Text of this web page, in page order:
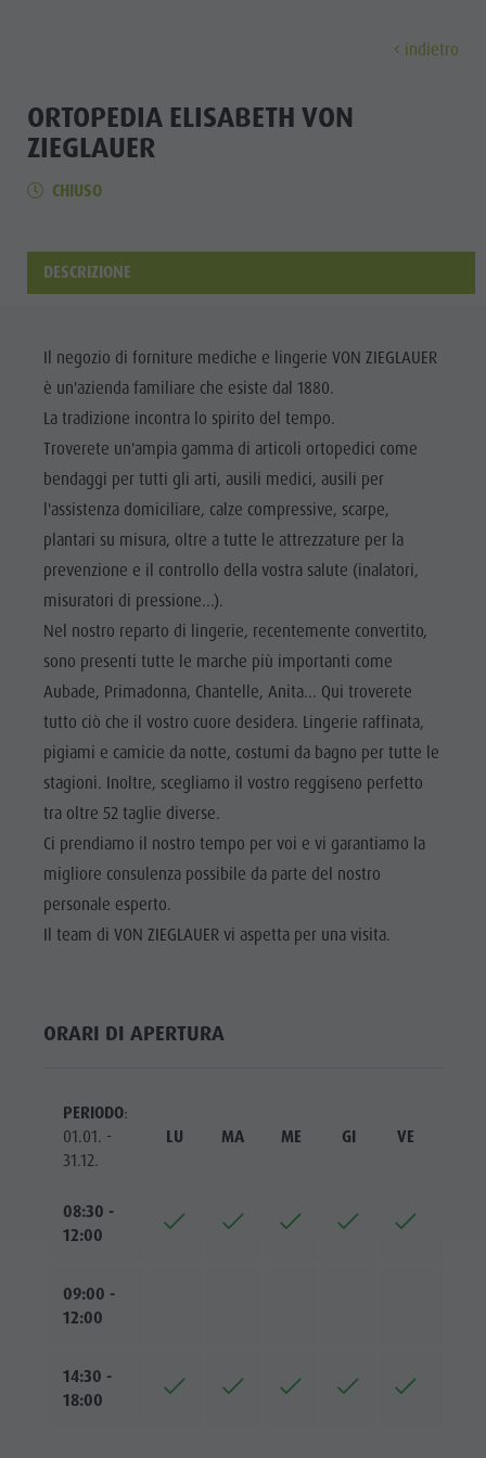
MUSEI
ATTRAZIONI
LOCALITÀ E
DINTORNI
TRADIZIONE E
ARTIGIANATO
HIGHLIGHT
EVENTS
Tutti gli
Benessere
bambini
Guida A-Z
Musei
Attrazioni
Tradizione e Artigianato
Tutti gli eventi
Benessere
Famiglia & bambini
Guida A-Z
Programma settimanale
Escursioni
Bike
Parapendio
Volo in mongolfiera
Rafting & Canyoning
Arrampicare
Cavalcare
Tennis
Nuotare
Panoramica dei tour
Prenota vacanza
Offerte
Kronplatz Guest Pass
Webcam
Meteo
Contatto
Newsletter
Richiesta cataloghi
Imposta di soggiorno
Vacanza con il cane
Raccogliere funghi
Kronplatz Doctor Service
FAQ
Brunico città
Shopping
Gastronomia
Must-sees
Ritiri
indietro
ORTOPEDIA ELISABETH VON
ZIEGLAUER
CHIUSO
DESCRIZIONE
Il negozio di forniture mediche e lingerie VON ZIEGLAUER
è un'azienda familiare che esiste dal 1880.
La tradizione incontra lo spirito del tempo.
Troverete un'ampia gamma di articoli ortopedici come
bendaggi per tutti gli arti, ausili medici, ausili per
l'assistenza domiciliare, calze compressive, scarpe,
plantari su misura, oltre a tutte le attrezzature per la
prevenzione e il controllo della vostra salute (inalatori,
misuratori di pressione...).
Nel nostro reparto di lingerie, recentemente convertito,
sono presenti tutte le marche più importanti come
Aubade, Primadonna, Chantelle, Anita... Qui troverete
tutto ciò che il vostro cuore desidera. Lingerie raffinata,
pigiami e camicie da notte, costumi da bagno per tutte le
stagioni. Inoltre, scegliamo il vostro reggiseno perfetto
tra oltre 52 taglie diverse.
Ci prendiamo il nostro tempo per voi e vi garantiamo la
migliore consulenza possibile da parte del nostro
personale esperto.
Il team di VON ZIEGLAUER vi aspetta per una visita.
ORARI DI APERTURA
PERIODO:
01.01. -
31.12.
LU MA ME GI VE
08:30 -
12:00
09:00 -
12:00
14:30 -
18:00